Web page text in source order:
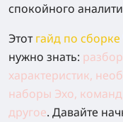
спокойного
Этот гайд по
нужно знать:
характеристик,
наборы Эхо,
другое. Давайте